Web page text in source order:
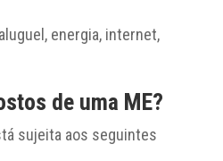
energia, internet,
de uma ME?
sujeita aos seguintes